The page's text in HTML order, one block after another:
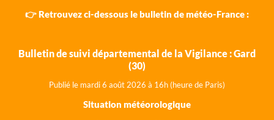
👉 Retrouvez ci-dessous le bulletin de météo-France :
Bulletin de suivi départemental de la Vigilance : Gard
(30)
Publié le mardi 6 août 2026 à 16h (heure de Paris)
Situation météorologique